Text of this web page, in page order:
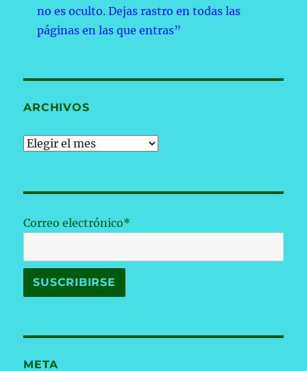
no es oculto. Dejas rastro en todas las
páginas en las que entras”
ARCHIVOS
Archivos
Correo electrónico*
META